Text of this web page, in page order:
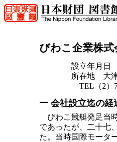
びわこ企業株式
設立年月日
所在地 大
TEL（2）
一 会社設立迄の経
びわこ競艇発足当
であったが、二十七
た。当時国際モータ